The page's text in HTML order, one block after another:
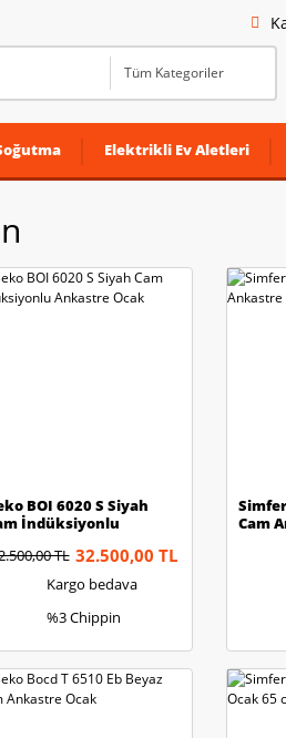
Elektrikli Ev Aletleri
BOI 6020 S Siyah
İndüksiyonlu
TL 32.500,00 TL
Kargo bedava
%3 Chippin
Cam